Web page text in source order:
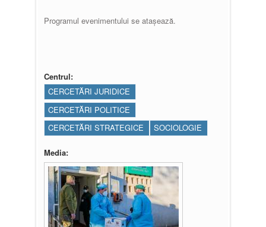
Programul evenimentului se atașează.
Centrul:
CERCETĂRI JURIDICE
CERCETĂRI POLITICE
CERCETĂRI STRATEGICE
SOCIOLOGIE
Media: